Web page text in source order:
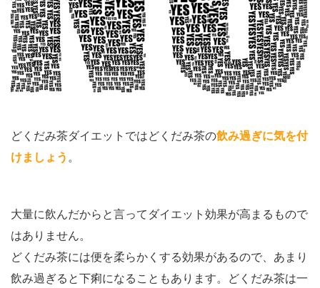
どくだみ茶ダイエットではどくだみ茶の飲み過ぎに気を付
けましょう 。
大量に飲んだからと言ってダイエット効果が高まるもので
はありません。
どくだみ茶には便を柔らかくする効果があるので、あまり
飲み過ぎると下痢になることもあります。どくだみ茶は一